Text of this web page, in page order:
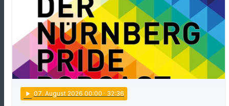
play_arrow 07. August 2026 00:00 · 32:36